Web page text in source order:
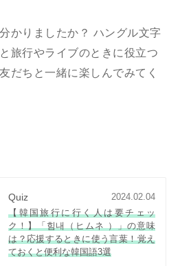
かりましたか？ ハングル文字
旅行やライブのときに役立つ
だちと一緒に楽しんでみてく
Quiz
2024.02.04
【韓国旅行に行く人は要チェッ
ク！】「힘내（ヒムネ ）」の意味
は？応援するときに使う言葉！覚え
ておくと便利な韓国語3選